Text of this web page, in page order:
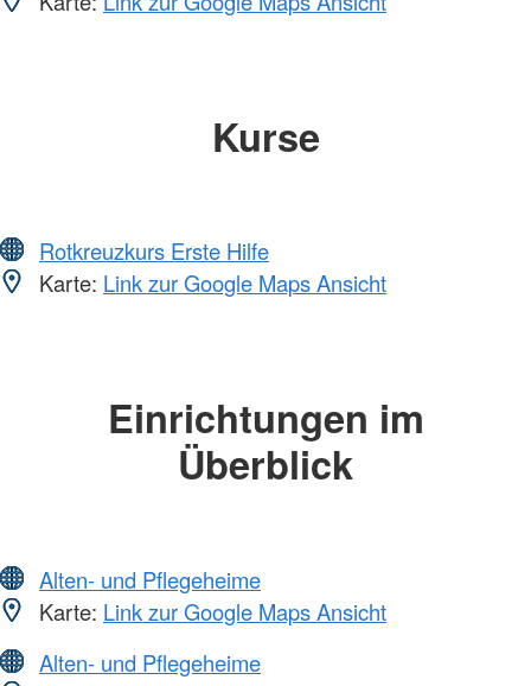
Kurse
Rotkreuzkurs Erste Hilfe
Karte: Link zur Google Maps Ansicht
Einrichtungen im
Überblick
Alten- und Pflegeheime
Karte: Link zur Google Maps Ansicht
Alten- und Pflegeheime